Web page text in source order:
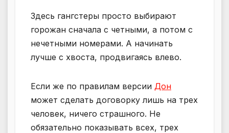
Здесь гангстеры просто выбирают
горожан сначала с четными, а потом с
нечетными номерами. А начинать
лучше с хвоста, продвигаясь влево.
Если же по правилам версии Дон
может сделать договорку лишь на трех
человек, ничего страшного. Не
обязательно показывать всех, трех